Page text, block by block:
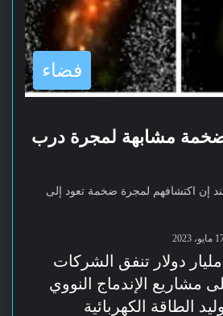
فضاء
مشابهة لمجرة درب
إن اكتشافهم لمجرة ضخمة تعود إلى
2023
٧ مليار دولار تنفق الشركات
مشاريع الإندماج النووي
الطاقة الكهربائية